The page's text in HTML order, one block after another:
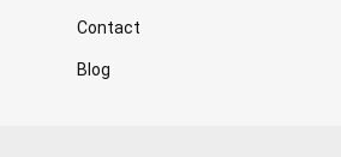
Contact
Blog